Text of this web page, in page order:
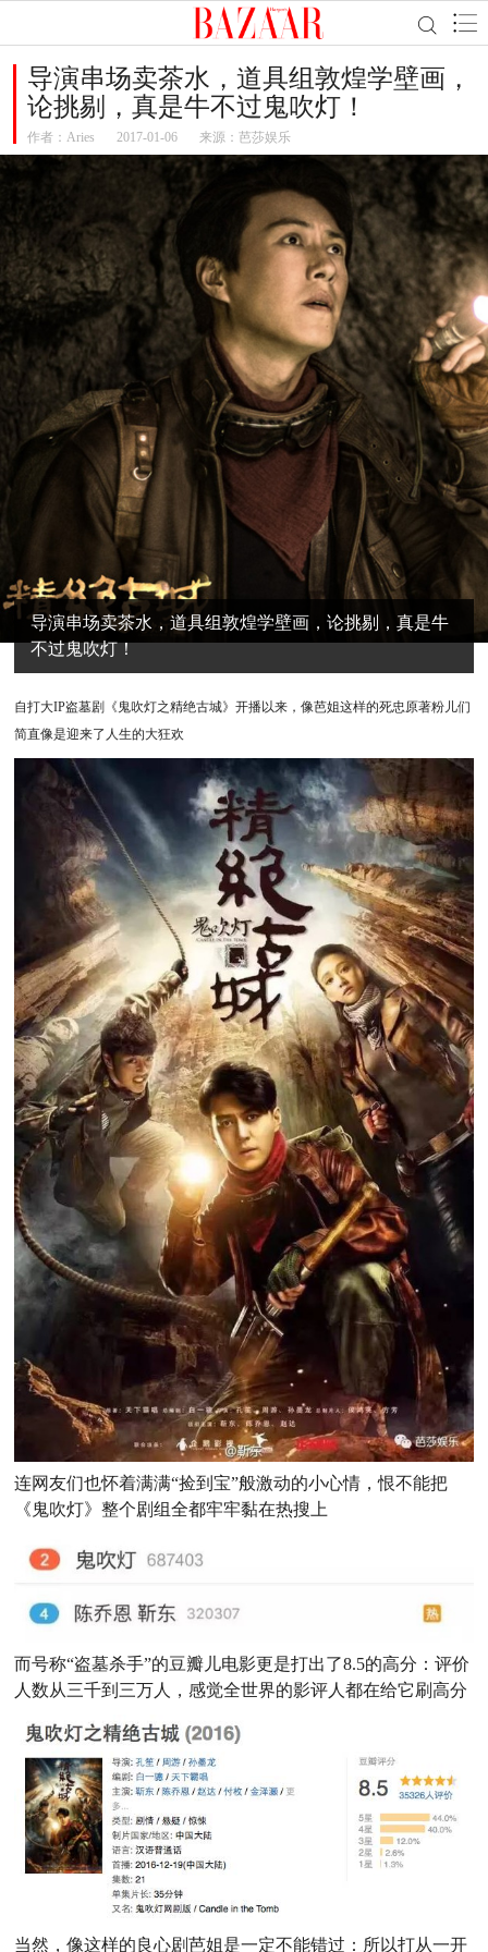
导演串场卖茶水，道具组敦煌学壁画，
论挑剔，真是牛不过鬼吹灯！
作者： Aries 2017-01-06 来源：芭莎娱乐
导演串场卖茶水，道具组敦煌学壁画，论挑剔，真是牛
不过鬼吹灯！
自打大IP盗墓剧《鬼吹灯之精绝古城》开播以来，像芭姐这样的死忠原著粉儿们
简直像是迎来了人生的大狂欢
连网友们也怀着满满“捡到宝”般激动的小心情，恨不能把
《鬼吹灯》整个剧组全都牢牢黏在热搜上
而号称“盗墓杀手”的豆瓣儿电影更是打出了8.5的高分：评价
人数从三千到三万人，感觉全世界的影评人都在给它刷高分
当然，像这样的良心剧芭姐是一定不能错过：所以打从一开